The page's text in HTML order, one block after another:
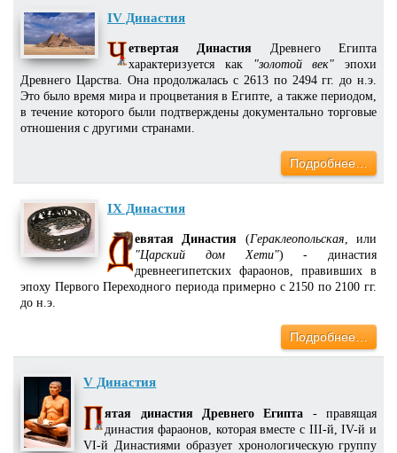
IV Династия
етвертая Династия Древнего Египта
характеризуется как "золотой век" эпохи
Древнего Царства. Она продолжалась с 2613 по 2494 гг. до н.э.
Это было время мира и процветания в Египте, а также периодом,
в течение которого были подтверждены документально торговые
отношения с другими странами.
Подробнее…
IX Династия
евятая Династия (Гераклеопольская , или
"Царский дом Хети") - династия
древнеегипетских фараонов, правивших в
эпоху Первого Переходного периода примерно с 2150 по 2100 гг.
до н.э.
Подробнее…
V Династия
ятая династия Древнего Египта - правящая
династия фараонов, которая вместе с III-й, IV-й и
VI-й Династиями образует хронологическую группу